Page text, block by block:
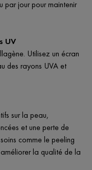
par jour pour maintenir
UV
Utilisez un écran
des rayons UVA et
sur la peau,
et une perte de
comme le peeling
la qualité de la